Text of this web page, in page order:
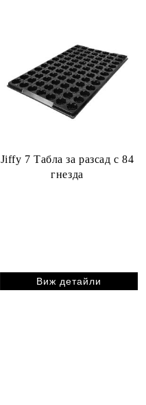
Jiffy 7 Табла за разсад с 84
гнезда
Виж детайли